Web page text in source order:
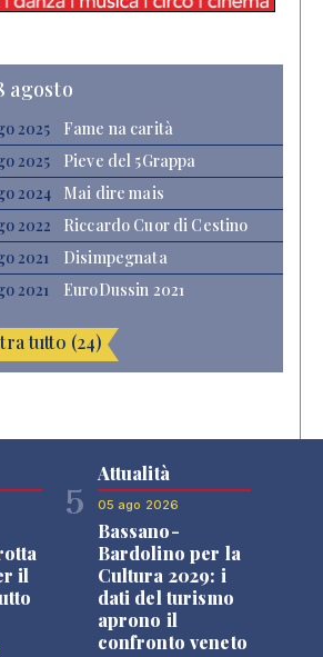
agosto
2025
Fame na carità
2025
Pieve del 5Grappa
2024
Mai dire mais
2022
Riccardo Cuor di Cestino
2021
Disimpegnata
2021
EuroDussin 2021
tutto (24)
il
5
Attualità
05 ago 2026
Bassano-
Bardolino per la
Cultura 2029: i
dati del turismo
aprono il
confronto veneto